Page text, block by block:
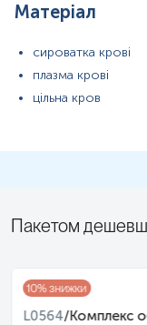
В день дослідження
Для грудних дітей
можливу паузу між
Дітей до 5 років
для гарантування
спеціаліст – медична
Матеріал
сироватка крові
плазма крові
цільна кров
Пакетом
10% знижки
L0564/Комплекс